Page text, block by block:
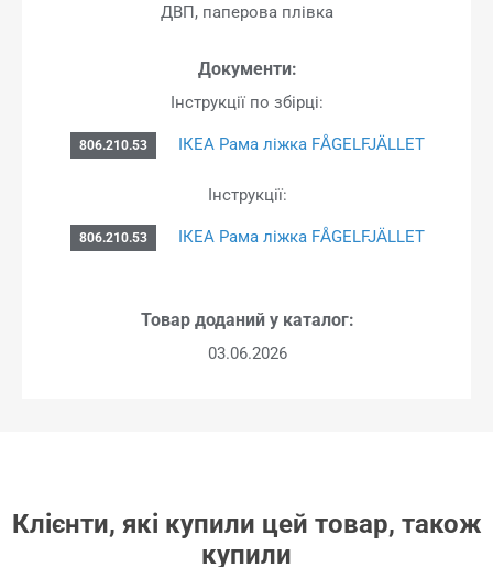
ДВП, паперова плівка
Документи:
Інструкції по збірці:
806.210.53 ІКЕА Рама ліжка FÅGELFJÄLLET
Інструкції:
806.210.53 ІКЕА Рама ліжка FÅGELFJÄLLET
Товар доданий у каталог:
03.06.2026
Клієнти, які купили цей товар, також
купили